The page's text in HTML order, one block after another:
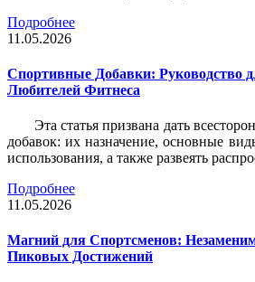
Подробнее
11.05.2026
Спортивные Добавки: Руководство
Любителей Фитнеса
Эта статья призвана дать
добавок: их назначение, основные
использования, а также развеять
Подробнее
11.05.2026
Магний для Спортсменов:
Пиковых Достижений